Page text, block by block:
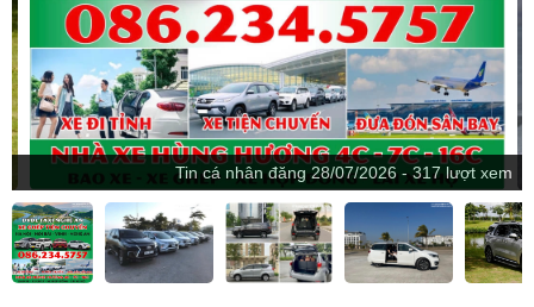
Tin cá nhânđăng28/07/2026 - 317 lượt xem